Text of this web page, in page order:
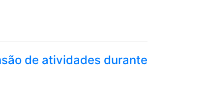
de atividades durante